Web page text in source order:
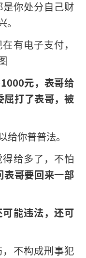
你处分自己财
有电子支付，
元，表哥给
打了表哥，被
给你普普法。
给多了，不怕
表哥要回来一部
能违法，还可
不构成刑事犯